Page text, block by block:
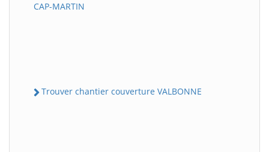
CAP-MARTIN
Trouver chantier couverture VALBONNE